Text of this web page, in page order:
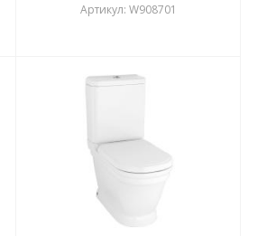
Артикул: W908701